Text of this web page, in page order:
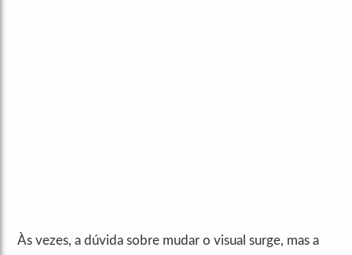
Às vezes, a dúvida sobre mudar o visual surge, mas a